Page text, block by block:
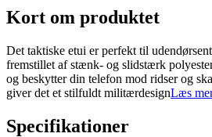
Kort om produktet
Det taktiske etui er perfekt til
fremstillet af stænk- og slidstærk
og beskytter din telefon mod ridser og
giver det et stilfuldt militærdesignLæs
Specifikationer